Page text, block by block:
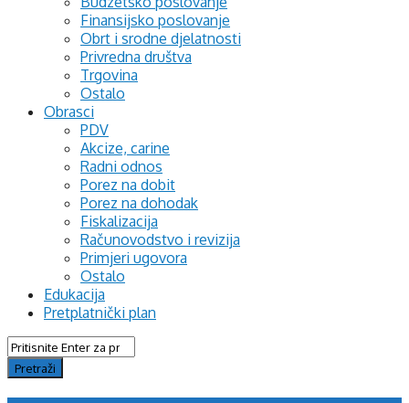
Finansijsko poslovanje
Obrt i srodne djelatnosti
Privredna društva
Trgovina
Ostalo
Obrasci
PDV
Akcize, carine
Radni odnos
Porez na dobit
Porez na dohodak
Fiskalizacija
Računovodstvo i revizija
Primjeri ugovora
Ostalo
Edukacija
Pretplatnički plan